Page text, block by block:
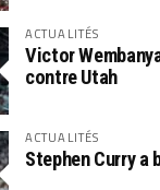
ACTUALITÉS
Victor
contre Utah
ACTUALITÉS
Stephen Curry a